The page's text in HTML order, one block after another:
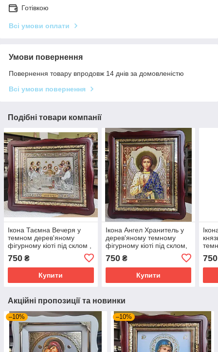
Готівкою
Всі умови оплати
Умови повернення
Повернення товару впродовж 14 днів за домовленістю
Всі умови повернення
Подібні товари компанії
Ікона Таємна Вечеря у
темном дерев'яному
фігурному кіоті під склом ,
розмір кіота 32*29, сюжет
20*24
750 ₴
Купити
Ікона Ангел Хранитель у
дерев'яному темному
фігурному кіоті під склом,
20×24
750₴
Купити
750
Акційні пропозиції та новинки
–10% –10%